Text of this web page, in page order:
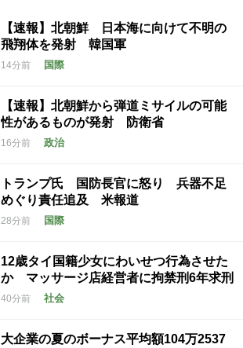
【速報】北朝鮮 日本海に向けて不明の
飛翔体を発射 韓国軍
14分前 国際
【速報】北朝鮮から弾道ミサイルの可能
性があるものが発射 防衛省
16分前 政治
トランプ氏 国防長官に怒り 兵器不足
めぐり責任追及 米報道
28分前 国際
12歳タイ国籍少女にわいせつ行為させた
か マッサージ店経営者に拘禁刑6年求刑
40分前 社会
大企業の夏のボーナス平均額104万2537